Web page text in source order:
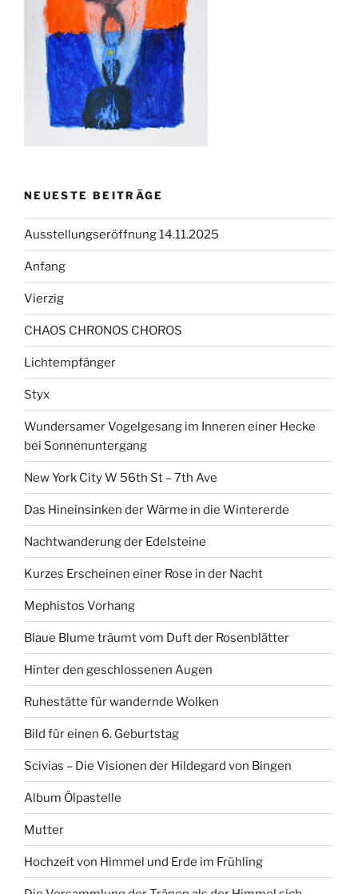
NEUESTE BEITRÄGE
Ausstellungseröffnung 14.11.2025
Anfang
Vierzig
CHAOS CHRONOS CHOROS
Lichtempfänger
Styx
Wundersamer Vogelgesang im Inneren einer Hecke
bei Sonnenuntergang
New York City W 56th St – 7th Ave
Das Hineinsinken der Wärme in die Wintererde
Nachtwanderung der Edelsteine
Kurzes Erscheinen einer Rose in der Nacht
Mephistos Vorhang
Blaue Blume träumt vom Duft der Rosenblätter
Hinter den geschlossenen Augen
Ruhestätte für wandernde Wolken
Bild für einen 6. Geburtstag
Scivias – Die Visionen der Hildegard von Bingen
Album Ölpastelle
Mutter
Hochzeit von Himmel und Erde im Frühling